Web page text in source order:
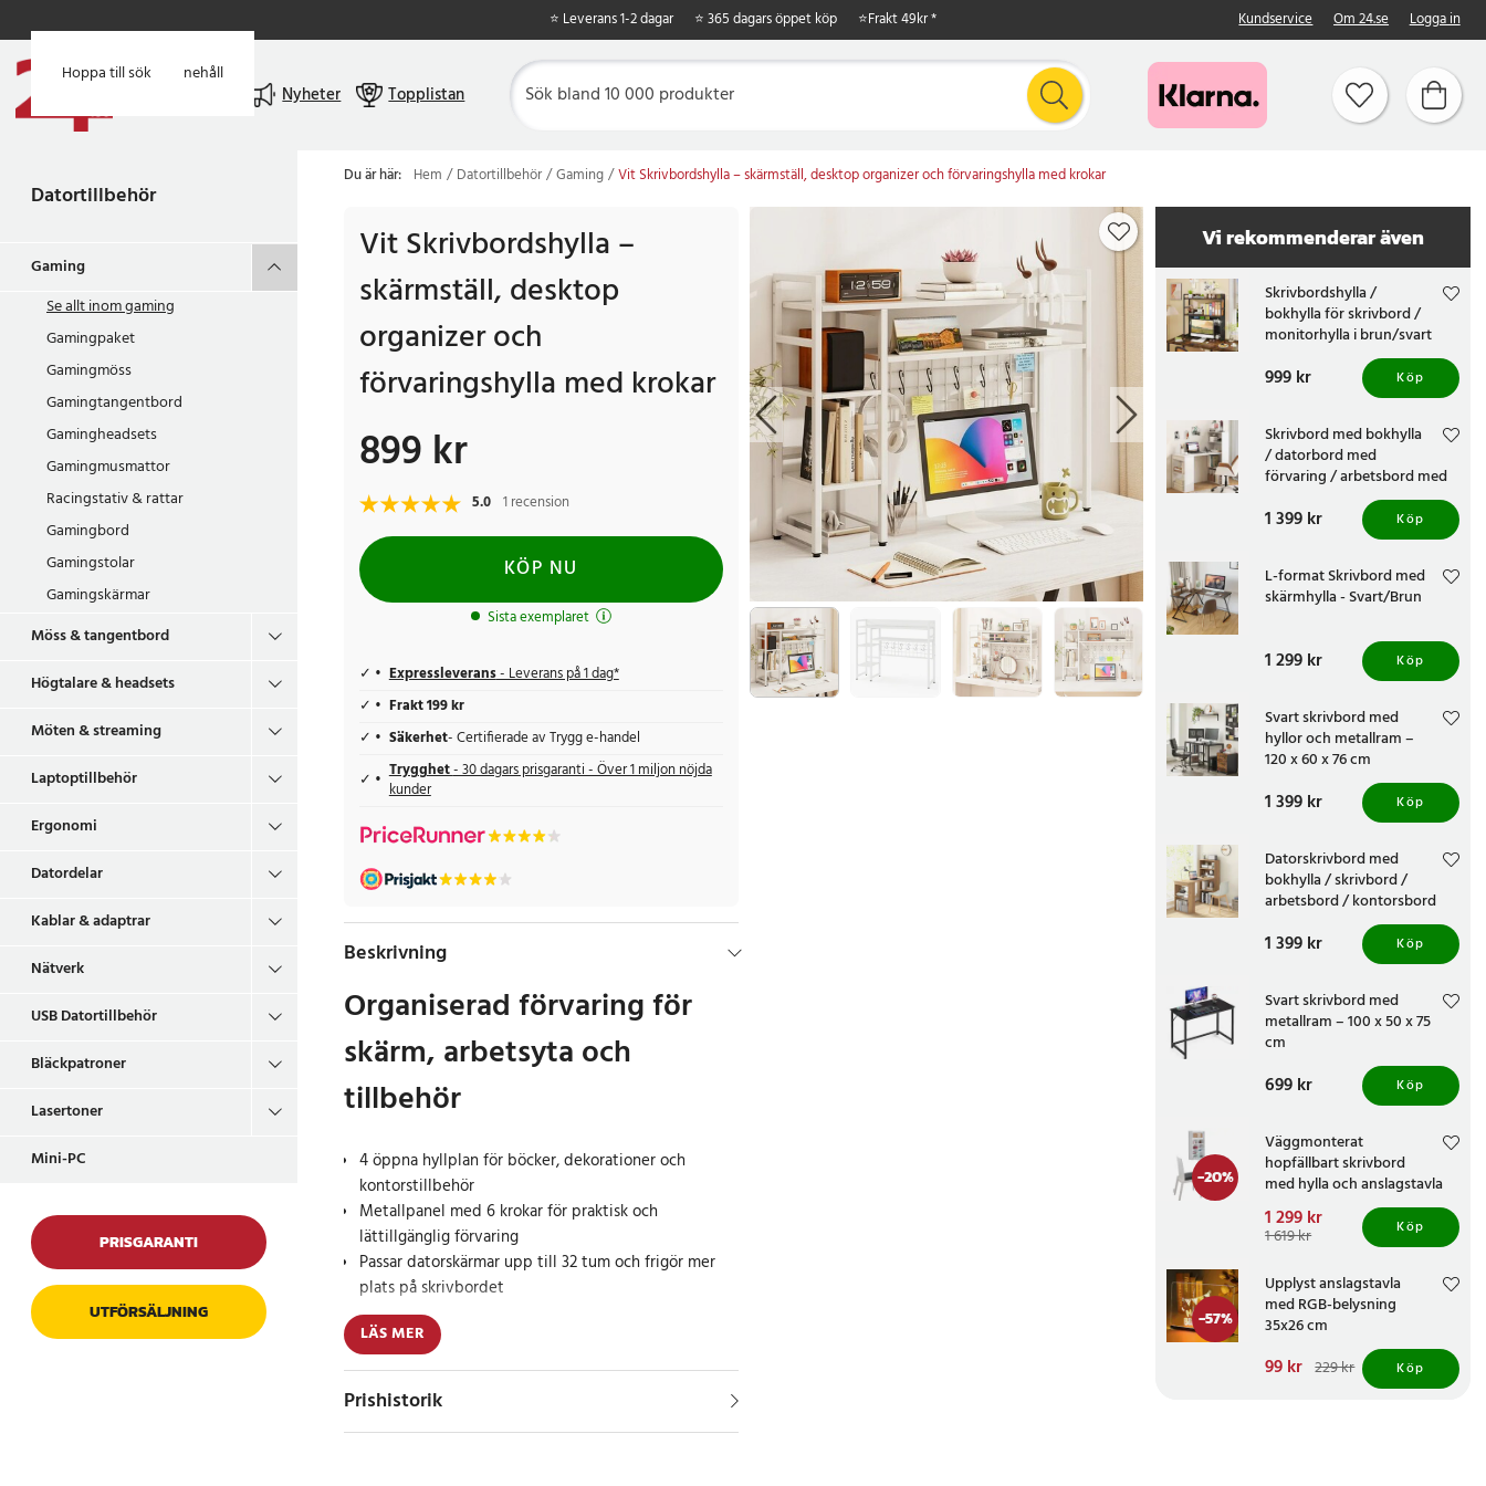
Hoppa till huvudinnehåll
Hoppa till sök
⭐ Leverans 1-2 dagar ⭐ 365 dagars öppet köp ⭐Frakt 49kr * Kundservice Om 24.se Logga in
Nyheter Topplistan
Datortillbehör
Gaming
Se allt inomgaming
Gamingpaket
Gamingmöss
Gamingtangentbord
Gamingheadsets
Gamingmusmattor
Racingstativ & rattar
Gamingbord
Gamingstolar
Gamingskärmar
Möss & tangentbord
Högtalare & headsets
Möten & streaming
Laptoptillbehör
Ergonomi
Datordelar
Kablar & adaptrar
Nätverk
USB Datortillbehör
Bläckpatroner
Lasertoner
Mini-PC
PRISGARANTI
UTFÖRSÄLJNING
Du är här: Hem Datortillbehör Gaming Vit Skrivbordshylla – skärmställ, desktop organizer och förvaringshylla med krokar
Vit Skrivbordshylla –
skärmställ, desktop
organizer och
förvaringshylla med krokar
Pris:899 kr
899 kr
5.0 1 recension
KÖP NU
Sista exemplaret
Expressleverans- Leverans på 1 dag*
Frakt 199 kr
Säkerhet- Certifierade av Trygg e-handel
Trygghet- 30 dagars prisgaranti - Över 1 miljon nöjda
kunder
Beskrivning
Organiserad förvaring för
skärm, arbetsyta och
tillbehör
4 öppna hyllplan för böcker, dekorationer och
kontorstillbehör
Metallpanel med 6 krokar för praktisk och
lättillgänglig förvaring
Passar datorskärmar upp till 32 tum och frigör mer
plats på skrivbordet
Denna skrivbordshylla i 4 nivåer är en platsbesparande
lösning som skapar ordning runt dator och arbetsyta.
Hyllan utnyttjar höjden ovanför skrivbordet och ger
gott om plats för böcker, kontorsmaterial, dekorationer
och annat. Det öppna facket rymmer datorskärmar upp
LÄS MER
Prishistorik
Vi rekommenderar även
Skrivbordshylla /
bokhylla för skrivbord /
monitorhylla i brun/svart
Pris:999 kr
999 kr Köp
Skrivbord med bokhylla
/ datorbord med
förvaring / arbetsbord med
hyllor / vitt kontorsbord 122
cm
Pris:1 399 kr
1 399 kr Köp
L-format Skrivbord med
skärmhylla - Svart/Brun
Pris:1 299 kr
1 299 kr Köp
Svart skrivbord med
hyllor och metallram –
120 x 60 x 76 cm
Pris:1 399 kr
1 399 kr Köp
Datorskrivbord med
bokhylla / skrivbord /
arbetsbord / kontorsbord
Pris:1 399 kr
1 399 kr Köp
Svart skrivbord med
metallram – 100 x 50 x 75
cm
Pris:699 kr
699 kr Köp
-20%
Väggmonterat
hopfällbart skrivbord
med hylla och anslagstavla
Nuvarande pris:
1 299 kr Tidigare pris:1 619 kr
1 299 kr
1 619 kr Köp
-57%
Upplyst anslagstavla
med RGB-belysning
35x26 cm
Nuvarande pris
Tidigare pris 229 kr
99 kr 229 kr Köp